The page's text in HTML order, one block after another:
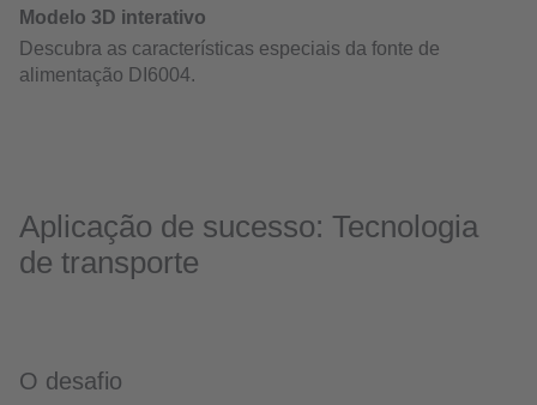
Aplicação de sucesso: Tecnologia
de transporte
O desafio